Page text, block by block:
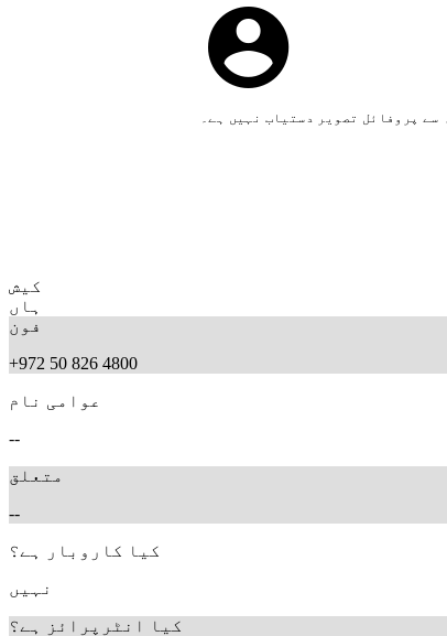
سے پروفائل تصویر دستیاب نہیں ہے۔
کیش
ہاں
فون
+972 50 826 4800
عوامی نام
--
متعلق
--
کیا کاروبار ہے؟
نہیں
کیا انٹرپرائز ہے؟